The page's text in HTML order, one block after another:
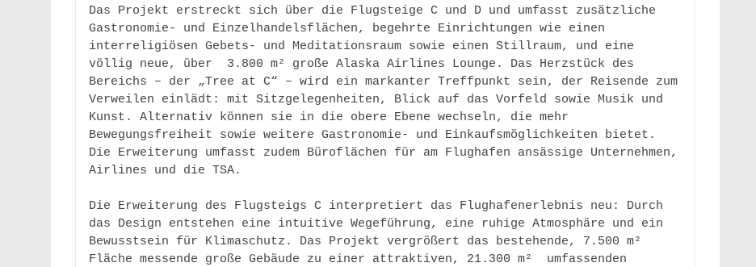
Das Projekt erstreckt sich über die Flugsteige C und D und umfasst zusätzliche
Gastronomie- und Einzelhandelsflächen, begehrte Einrichtungen wie einen
interreligiösen Gebets- und Meditationsraum sowie einen Stillraum, und eine
völlig neue, über  3.800 m² große Alaska Airlines Lounge. Das Herzstück des
Bereichs – der „Tree at C“ – wird ein markanter Treffpunkt sein, der Reisende zum
Verweilen einlädt: mit Sitzgelegenheiten, Blick auf das Vorfeld sowie Musik und
Kunst. Alternativ können sie in die obere Ebene wechseln, die mehr
Bewegungsfreiheit sowie weitere Gastronomie- und Einkaufsmöglichkeiten bietet.
Die Erweiterung umfasst zudem Büroflächen für am Flughafen ansässige Unternehmen,
Airlines und die TSA.
Die Erweiterung des Flugsteigs C interpretiert das Flughafenerlebnis neu: Durch
das Design entstehen eine intuitive Wegeführung, eine ruhige Atmosphäre und ein
Bewusstsein für Klimaschutz. Das Projekt vergrößert das bestehende, 7.500 m²
Fläche messende große Gebäude zu einer attraktiven, 21.300 m²  umfassenden